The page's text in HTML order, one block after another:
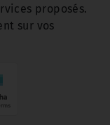
proposés.
sur vos